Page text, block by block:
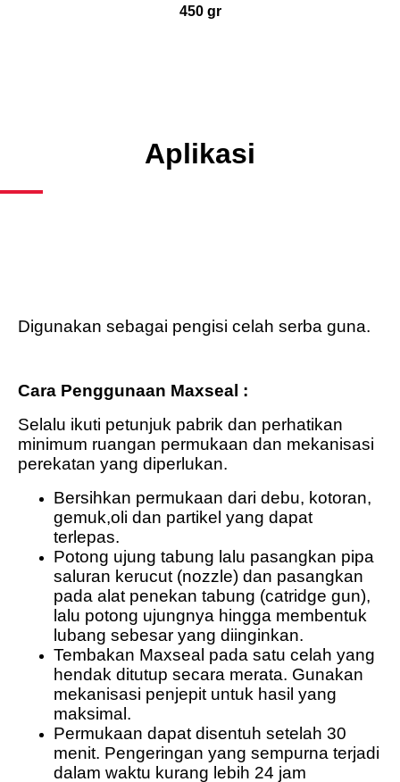
450 gr
Aplikasi
Digunakan sebagai pengisi celah serba guna.
Cara Penggunaan Maxseal :
Selalu ikuti petunjuk pabrik dan perhatikan
minimum ruangan permukaan dan mekanisasi
perekatan yang diperlukan.
Bersihkan permukaan dari debu, kotoran,
gemuk,oli dan partikel yang dapat
terlepas.
Potong ujung tabung lalu pasangkan pipa
saluran kerucut (nozzle) dan pasangkan
pada alat penekan tabung (catridge gun),
lalu potong ujungnya hingga membentuk
lubang sebesar yang diinginkan.
Tembakan Maxseal pada satu celah yang
hendak ditutup secara merata. Gunakan
mekanisasi penjepit untuk hasil yang
maksimal.
Permukaan dapat disentuh setelah 30
menit. Pengeringan yang sempurna terjadi
dalam waktu kurang lebih 24 jam